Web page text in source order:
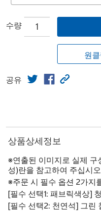
수량
원
공유
상품상세정보
※연출된 이미지로 실제
성)란을 참고하여 주십시
※주문 시 필수 옵션 2가지
[필수 선택1: 패브릭색상]
[필수 선택2: 천연석] 그린